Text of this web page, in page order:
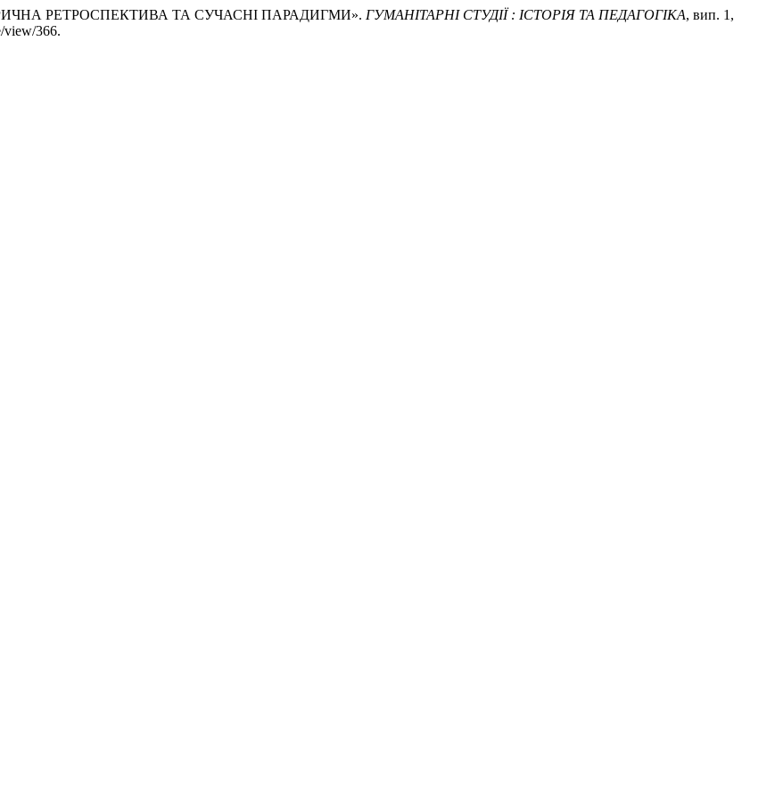
РЕТРОСПЕКТИВА ТА СУЧАСНІ ПАРАДИГМИ». ГУМАНІТАРНІ СТУДІЇ : ІСТОРІЯ ТА ПЕДАГОГІКА, вип. 1,
view/366.